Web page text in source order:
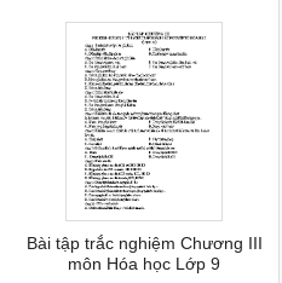
Bài tập trắc nghiệm Chương III
môn Hóa học Lớp 9